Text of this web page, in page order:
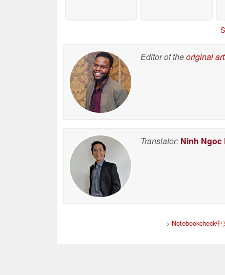
Editor of theoriginal
Translator: Ninh Ngoc
> Notebookcheck中